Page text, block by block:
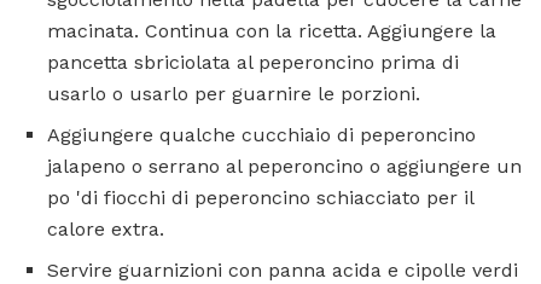
macinata. Continua con la ricetta. Aggiungere la
pancetta sbriciolata al peperoncino prima di
usarlo o usarlo per guarnire le porzioni.
Aggiungere qualche cucchiaio di peperoncino
jalapeno o serrano al peperoncino o aggiungere un
po 'di fiocchi di peperoncino schiacciato per il
calore extra.
Servire guarnizioni con panna acida e cipolle verdi